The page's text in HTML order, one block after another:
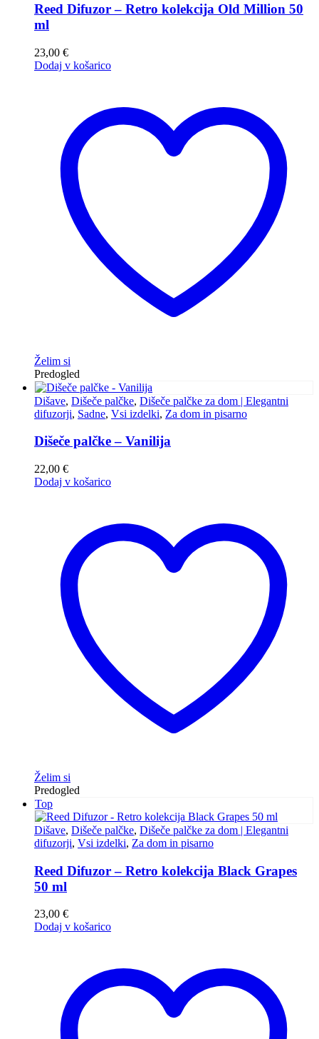
Reed Difuzor – Retro kolekcija Old Million 50
ml
23,00 €
Dodaj v košarico
Želim si
Predogled
Dišave, Dišeče palčke, Dišeče palčke za dom | Elegantni
difuzorji, Sadne, Vsi izdelki, Za dom in pisarno
Dišeče palčke – Vanilija
22,00 €
Dodaj v košarico
Želim si
Predogled
Top
Dišave, Dišeče palčke, Dišeče palčke za dom | Elegantni
difuzorji, Vsi izdelki, Za dom in pisarno
Reed Difuzor – Retro kolekcija Black Grapes
50 ml
23,00 €
Dodaj v košarico